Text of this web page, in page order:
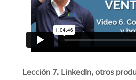
Lección 7. LinkedIn, otros